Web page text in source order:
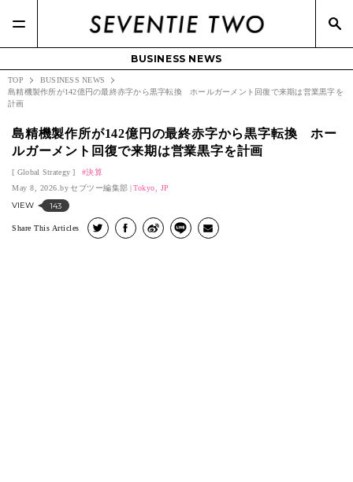
BUSINESS NEWS
TOP
BUSINESS NEWS
島精機製作所が142億円の最終赤字から黒字転換 ホールガーメント回復で来期は営業黒字を
計画
島精機製作所が142億円の最終赤字から黒字転換 ホー
ルガーメント回復で来期は営業黒字を計画
Global Strategy
決算
May 8, 2026.
セブツー編集部 Tokyo, JP
VIEW 143
Share This Articles